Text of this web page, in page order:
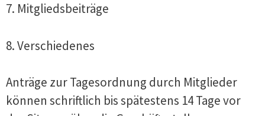
7. Mitgliedsbeiträge
8. Verschiedenes
Anträge zur Tagesordnung durch Mitglieder
können schriftlich bis spätestens 14 Tage vor